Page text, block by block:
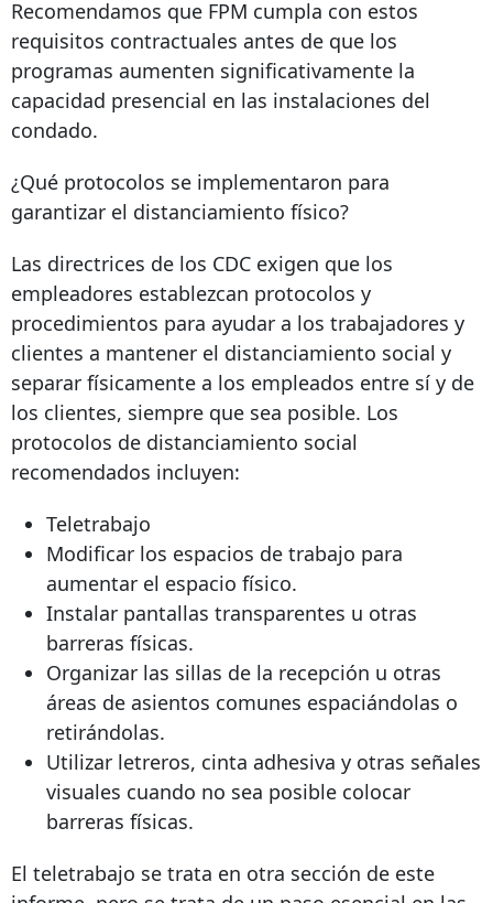
Recomendamos que FPM cumpla con estos
requisitos contractuales antes de que los
programas aumenten significativamente la
capacidad presencial en las instalaciones del
condado.
¿Qué protocolos se implementaron para
garantizar el distanciamiento físico?
Las directrices de los CDC exigen que los
empleadores establezcan protocolos y
procedimientos para ayudar a los trabajadores y
clientes a mantener el distanciamiento social y
separar físicamente a los empleados entre sí y de
los clientes, siempre que sea posible. Los
protocolos de distanciamiento social
recomendados incluyen:
Teletrabajo
Modificar los espacios de trabajo para
aumentar el espacio físico.
Instalar pantallas transparentes u otras
barreras físicas.
Organizar las sillas de la recepción u otras
áreas de asientos comunes espaciándolas o
retirándolas.
Utilizar letreros, cinta adhesiva y otras señales
visuales cuando no sea posible colocar
barreras físicas.
El teletrabajo se trata en otra sección de este